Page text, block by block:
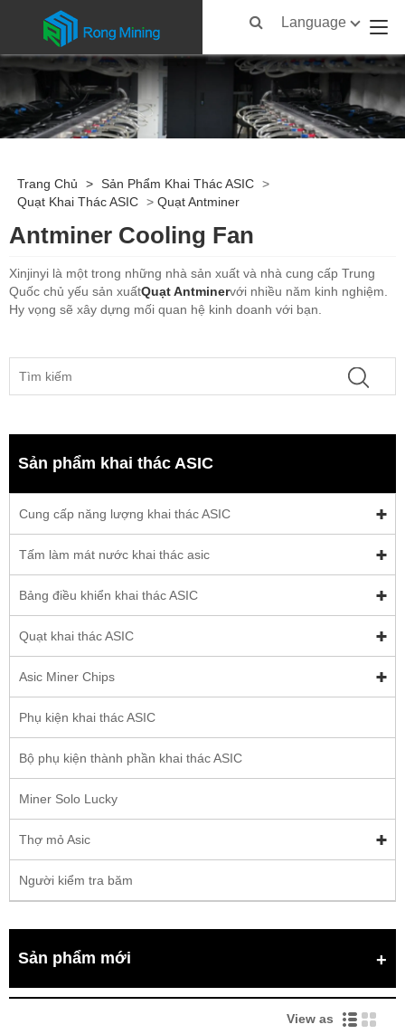
Language
Trang Chủ > Sản Phẩm Khai Thác ASIC >
Quạt Khai Thác ASIC > Quạt Antminer
Antminer Cooling Fan
Xinjinyi là một trong những nhà sản xuất và nhà cung cấp Trung
Quốc chủ yếu sản xuấtQuạt Antminervới nhiều năm kinh nghiệm.
Hy vọng sẽ xây dựng mối quan hệ kinh doanh với bạn.
Sản phẩm khai thác ASIC
Cung cấp năng lượng khai thác ASIC
Tấm làm mát nước khai thác asic
Bảng điều khiển khai thác ASIC
Quạt khai thác ASIC
Asic Miner Chips
Phụ kiện khai thác ASIC
Bộ phụ kiện thành phần khai thác ASIC
Miner Solo Lucky
Thợ mỏ Asic
Người kiểm tra băm
Sản phẩm mới
View as